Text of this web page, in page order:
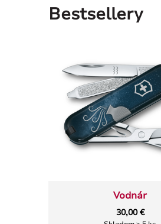
Bestsellery
Vodnár
30,00 €